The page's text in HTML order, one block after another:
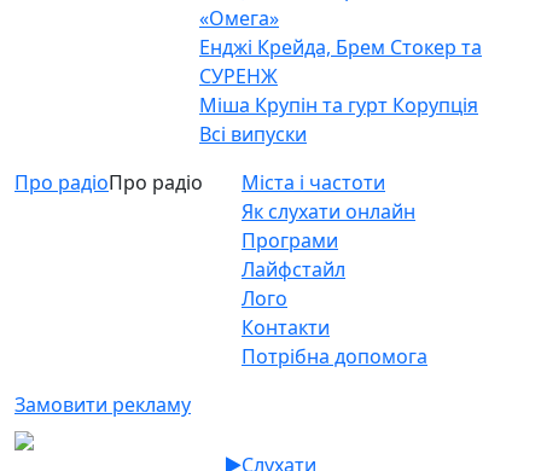
«Омега»
Енджі Крейда, Брем Стокер та
СУРЕНЖ
Міша Крупін та гурт Корупція
Всі випуски
Про радіоПро радіо
Міста і частоти
Як слухати онлайн
Програми
Лайфстайл
Лого
Контакти
Потрібна допомога
Замовити рекламу
Слухати